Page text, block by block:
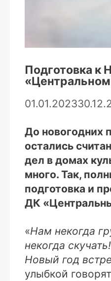
Подготовка к
01.01.2023
До новогодних
остались
дел в домах
много. Так,
подготовка и
ДК
«Нам некогда
некогда
Новый год
улыбкой